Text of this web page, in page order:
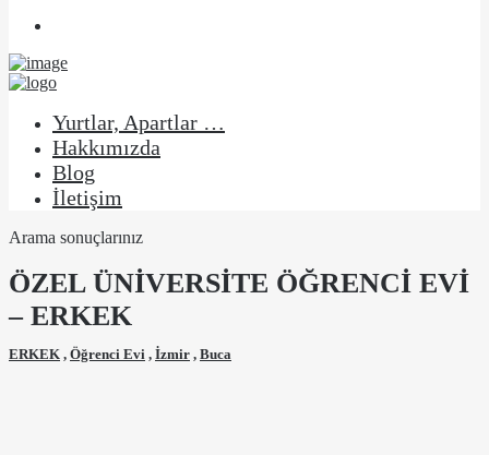
Yurtlar, Apartlar …
Hakkımızda
Blog
İletişim
Arama sonuçlarınız
ÖZEL ÜNİVERSİTE ÖĞRENCİ EVİ
– ERKEK
ERKEK , Öğrenci Evi , İzmir , Buca